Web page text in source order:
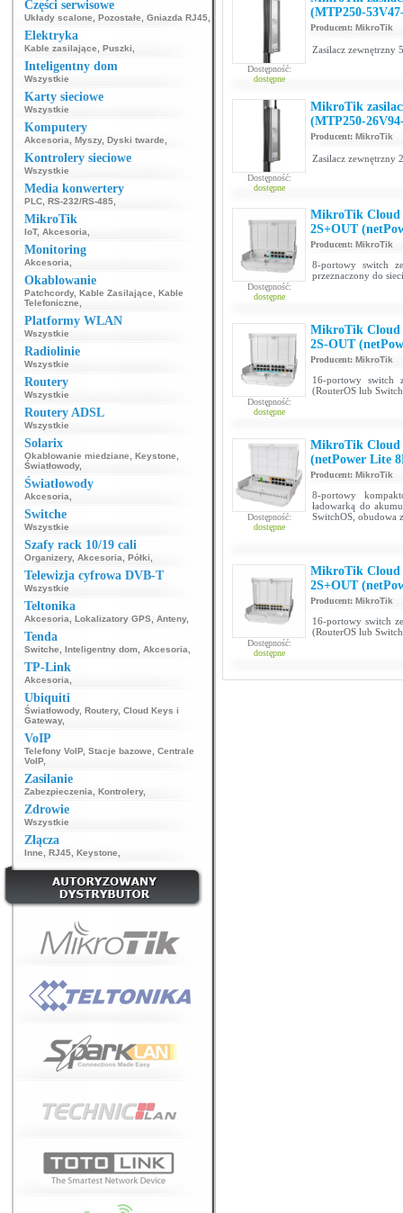
Części serwisowe
Układy scalone Pozostałe Gniazda RJ45
Elektryka
Kable zasilające Puszki
Inteligentny dom
Wszystkie
Karty sieciowe
Wszystkie
Komputery
Akcesoria Myszy, Dyski twarde
Kontrolery sieciowe
Wszystkie
Media konwertery
PLC RS-232/RS-485
MikroTik
IoT, Akcesoria
Monitoring
Akcesoria
Okablowanie
Patchcordy, Kable Zasilające
Kable
Telefoniczne
Platformy WLAN
Wszystkie
Radiolinie
Wszystkie
Routery
Wszystkie
Routery ADSL
Wszystkie
Solarix
Okablowanie miedziane Keystone
Światłowody,
Światłowody
Akcesoria
Switche
Wszystkie
Szafy rack 10/19 cali
Organizery, Akcesoria Półki
Telewizja cyfrowa DVB-T
Wszystkie
Teltonika
Akcesoria Lokalizatory GPS Anteny,
Tenda
Switche Inteligentny dom Akcesoria
TP-Link
Akcesoria
Ubiquiti
Światłowody, Routery, Cloud Keys i
Gateway,
VoIP
Telefony VoIP, Stacje bazowe
Centrale
VoIP,
Zasilanie
Zabezpieczenia Kontrolery,
Zdrowie
Wszystkie
Złącza
Inne RJ45 Keystone
Dostępność:
dostępne
(MTP250-
Producent: MikroTik
Zasilacz zewnętrzny
Dostępność:
dostępne
MikroTik
(MTP250-
Producent: MikroTik
Zasilacz zewnętrzny
Dostępność:
dostępne
MikroTik Cloud
2S+OUT
Producent: MikroTik
8-portowy switch
przeznaczony do
Dostępność:
dostępne
MikroTik Cloud
2S-OUT
Producent: MikroTik
16-portowy switch
(RouterOS lub
Dostępność:
dostępne
MikroTik Cloud
(netPower Lite
Producent: MikroTik
8-portowy
ładowarką do
SwitchOS, obudowa
Dostępność:
dostępne
MikroTik Cloud
2S+OUT
Producent: MikroTik
16-portowy switch
(RouterOS lub